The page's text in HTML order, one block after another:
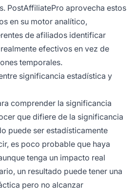
PostAffiliatePro aprovecha estos
en su motor analítico,
de afiliados identificar
efectivos en vez de
temporales.
significancia estadística y
comprender la significancia
que difiere de la significancia
puede ser estadísticamente
es poco probable que haya
tenga un impacto real
un resultado puede tener una
pero no alcanzar